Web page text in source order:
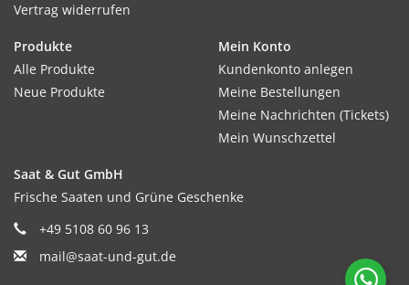
Vertrag widerrufen
Produkte
Alle Produkte
Neue Produkte
Mein Konto
Kundenkonto anlegen
Meine Bestellungen
Meine Nachrichten (Tickets)
Mein Wunschzettel
Saat & Gut GmbH
Frische Saaten und Grüne Geschenke
+49 5108 60 96 13
mail@saat-und-gut.de